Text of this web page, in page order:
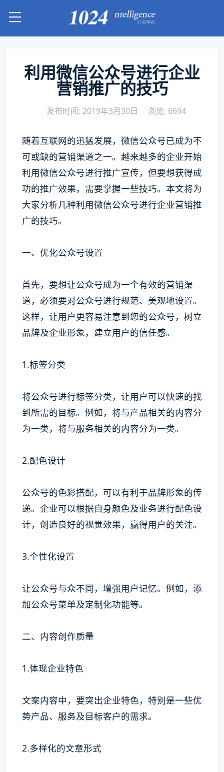
利用微信公众号进行企业
营销推广的技巧
发布时间: 2019年3月30日 浏览: 6694
随着互联网的迅猛发展，微信公众号已成为不
可或缺的营销渠道之一。越来越多的企业开始
利用微信公众号进行推广宣传，但要想获得成
功的推广效果，需要掌握一些技巧。本文将为
大家分析几种利用微信公众号进行企业营销推
广的技巧。
一、优化公众号设置
首先，要想让公众号成为一个有效的营销渠
道，必须要对公众号进行规范、美观地设置。
这样，让用户更容易注意到您的公众号，树立
品牌及企业形象，建立用户的信任感。
1.标签分类
将公众号进行标签分类，让用户可以快速的找
到所需的目标。例如，将与产品相关的内容分
为一类，将与服务相关的内容分为一类。
2.配色设计
公众号的色彩搭配，可以有利于品牌形象的传
递。企业可以根据自身颜色及业务进行配色设
计，创造良好的视觉效果，赢得用户的关注。
3.个性化设置
让公众号与众不同，增强用户记忆。例如，添
加公众号菜单及定制化功能等。
二、内容创作质量
1.体现企业特色
文案内容中，要突出企业特色，特别是一些优
势产品、服务及目标客户的需求。
2.多样化的文章形式